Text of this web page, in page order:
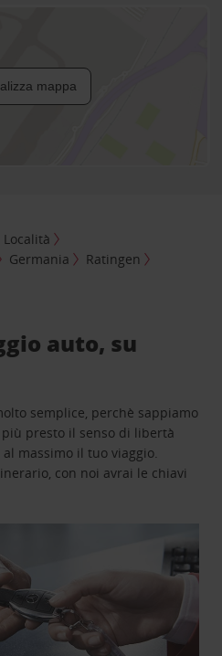
mappa
Località
Germania
Ratingen
auto, su
semplice, perchè sappiamo
presto il senso di libertà
massimo il tuo viaggio.
con noi avrai le chiavi